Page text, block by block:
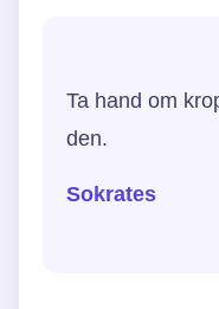
Ta hand om
den.
Sokrates